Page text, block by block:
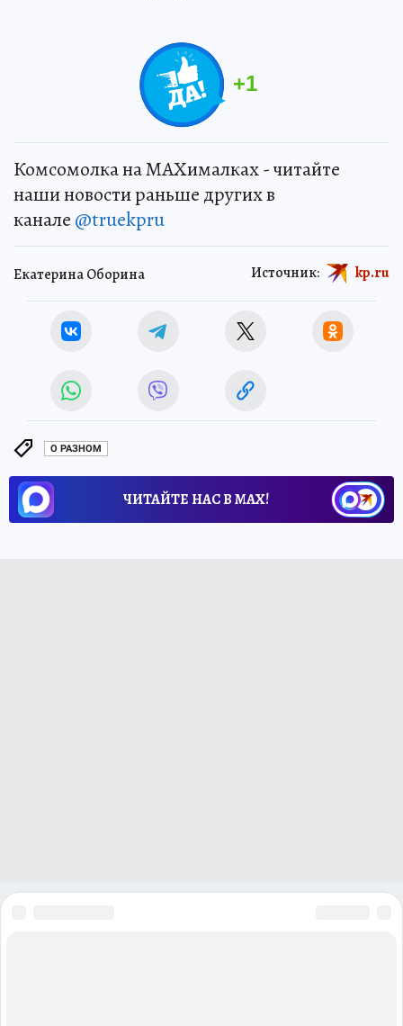
+1
Комсомолка на MAXималках - читайте
наши новости раньше других в
канале @truekpru
Екатерина Оборина Источник: kp.ru
О РАЗНОМ
ЧИТАЙТЕ НАС В МАХ!